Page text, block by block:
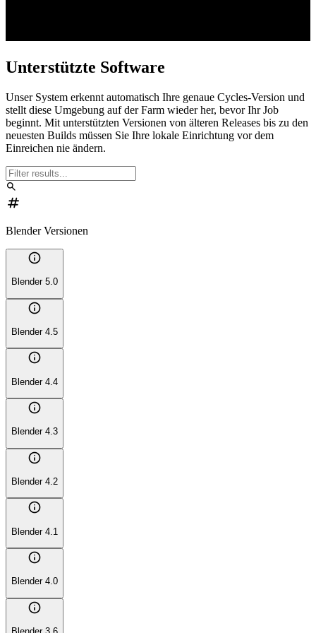
Unterstützte Software
Unser System erkennt automatisch Ihre genaue Cycles-Version und
stellt diese Umgebung auf der Farm wieder her, bevor Ihr Job
beginnt. Mit unterstützten Versionen von älteren Releases bis zu den
neuesten Builds müssen Sie Ihre lokale Einrichtung vor dem
Einreichen nie ändern.
search
numbers
Blender Versionen
info
Blender 5.0
info
Blender 4.5
info
Blender 4.4
info
Blender 4.3
info
Blender 4.2
info
Blender 4.1
info
Blender 4.0
info